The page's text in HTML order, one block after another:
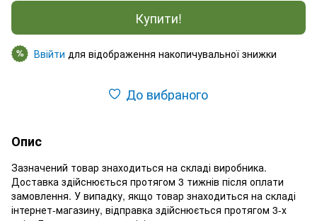
Купити!
% Ввійти для відображення накопичувальної знижки
До вибраного
Опис
Зазначений товар знаходиться на складі виробника.
Доставка здійснюється протягом 3 тижнів після оплати
замовлення. У випадку, якщо товар знаходиться на складі
інтернет-магазину, відправка здійснюється протягом 3-х